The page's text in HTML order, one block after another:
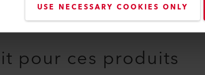
USE NECESSARY COOKIES ONLY
pour ces produits